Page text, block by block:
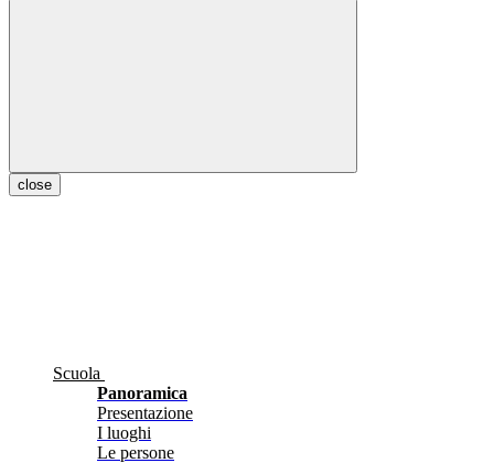
close
Scuola
Panoramica
Presentazione
I luoghi
Le persone